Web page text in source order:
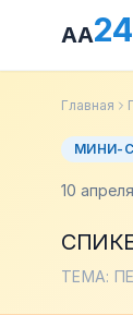
AA24
Главная
МИНИ-
10
ТЕМА: